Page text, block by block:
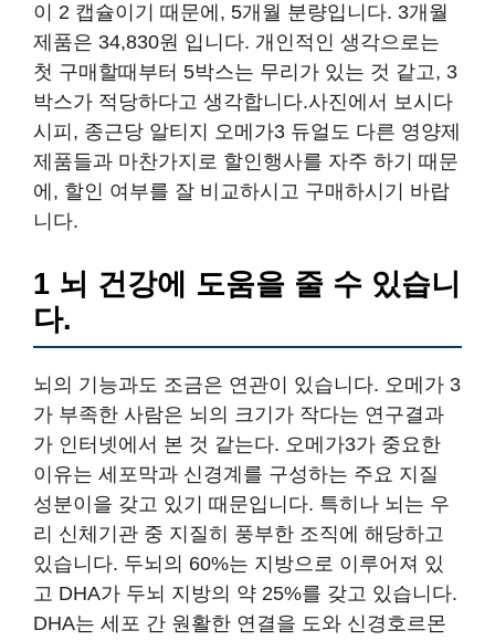
이 2 캡슐이기 때문에, 5개월 분량입니다. 3개월
제품은 34,830원 입니다. 개인적인 생각으로는
첫 구매할때부터 5박스는 무리가 있는 것 같고, 3
박스가 적당하다고 생각합니다.사진에서 보시다
시피, 종근당 알티지 오메가3 듀얼도 다른 영양제
제품들과 마찬가지로 할인행사를 자주 하기 때문
에, 할인 여부를 잘 비교하시고 구매하시기 바랍
니다.
1 뇌 건강에 도움을 줄 수 있습니
다.
뇌의 기능과도 조금은 연관이 있습니다. 오메가 3
가 부족한 사람은 뇌의 크기가 작다는 연구결과
가 인터넷에서 본 것 같는다. 오메가3가 중요한
이유는 세포막과 신경계를 구성하는 주요 지질
성분이을 갖고 있기 때문입니다. 특히나 뇌는 우
리 신체기관 중 지질히 풍부한 조직에 해당하고
있습니다. 두뇌의 60%는 지방으로 이루어져 있
고 DHA가 두뇌 지방의 약 25%를 갖고 있습니다.
DHA는 세포 간 원활한 연결을 도와 신경호르몬